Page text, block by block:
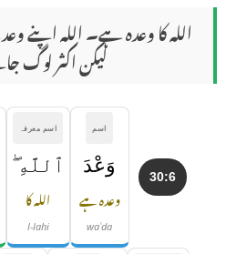
اللہ کا وعدہ ہے۔ اللہ
لیکن اکثر لوگ
30:6
اسم
وَعْدَ
وعدہ ہے
waʿda
اسم معرفہ
ٱللَّهِ ۖ
اللہ کا
l-lahi